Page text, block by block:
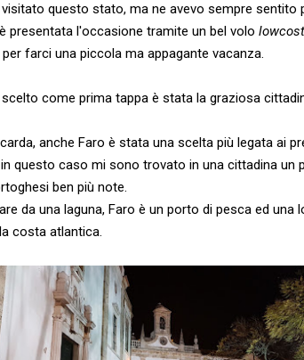
questo stato, ma ne avevo sempre sentito
presentata l'occasione tramite un bel volo lowcost
farci una piccola ma appagante vacanza.
come prima tappa è stata la graziosa
anche Faro è stata una scelta più legata ai
questo caso mi sono trovato in una cittadina un
ben più note.
da una laguna, Faro è un porto di pesca ed una
costa atlantica.